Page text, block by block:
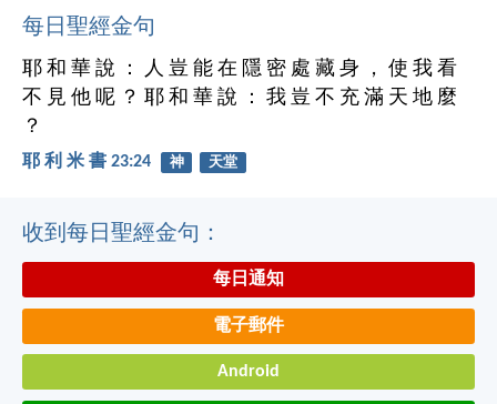
每日聖經金句
耶 和 華 說 ： 人 豈 能 在 隱 密 處 藏 身 ， 使 我 看
不 見 他 呢 ？ 耶 和 華 說 ： 我 豈 不 充 滿 天 地 麼
？
耶 利 米 書 23:24 神 天堂
收到每日聖經金句：
每日通知
電子郵件
Android